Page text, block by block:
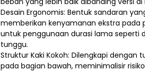
Desain Ergonomis: Bentuk sandaran
memberikan kenyamanan ekstra pada
untuk penggunaan durasi lama seperti
tunggu.
Struktur Kaki Kokoh: Dilengkapi dengan
pada bagian bawah, meminimalisir